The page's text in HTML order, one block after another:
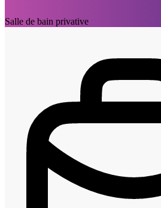
Salle de bain privative